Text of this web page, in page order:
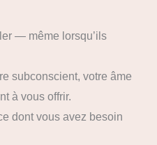
— même lorsqu’ils
subconscient, votre âme
à vous offrir.
dont vous avez besoin